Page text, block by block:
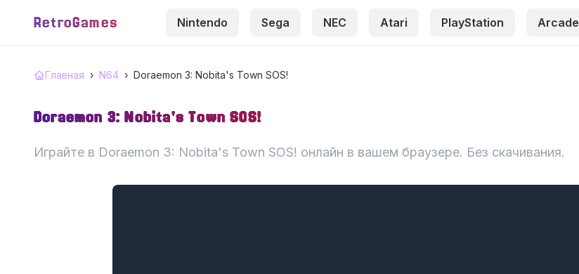
RetroGames Nintendo Sega NEC Atari PlayStation Arcade
Главная › N64 › Doraemon 3: Nobita's Town SOS!
Doraemon 3: Nobita's Town SOS!
Играйте в Doraemon 3: Nobita's Town SOS! онлайн в вашем браузере. Без скачивания.